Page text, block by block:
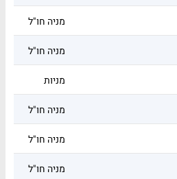
מניה חו"ל
מניה חו"ל
מניות
מניה חו"ל
מניה חו"ל
מניה חו"ל